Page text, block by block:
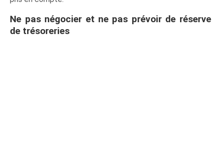
Ne pas négocier et ne pas prévoir de réserve
de trésoreries